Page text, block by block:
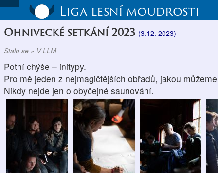
Liga lesní moudrosti
Ohnivecké setkání 2023 (3.12. 2023)
Stalo se » V LLM
Potní chýše – initypy.
Pro mě jeden z nejmagičtějších obřadů, jakou
Nikdy nejde jen o obyčejné saunování.